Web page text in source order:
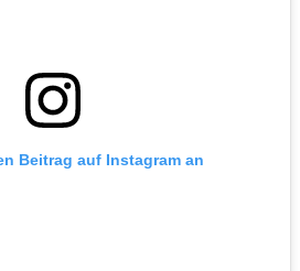
Beitrag auf Instagram an